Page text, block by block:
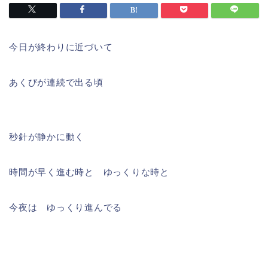
今日が終わりに近づいて
あくびが連続で出る頃
秒針が静かに動く
時間が早く進む時と ゆっくりな時と
今夜は ゆっくり進んでる